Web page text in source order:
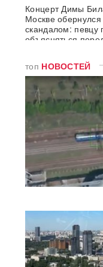
Концерт Димы
Москве обернулся
скандалом: певцу
объясняться
Опубликовано
письмо Дианы
СИЗО
Bloomberg: в
месяц пять
покончили с
В "Москве-Сити"
Подкоп под
обнаружили уже
подземных
топ НОВОСТЕЙ